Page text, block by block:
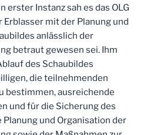
erster Instanz sah es das OLG
Erblasser mit der Planung und
anlässlich der
betraut gewesen sei. Ihm
des Schaubildes
die teilnehmenden
bestimmen, ausreichende
und für die Sicherung des
Planung und Organisation der